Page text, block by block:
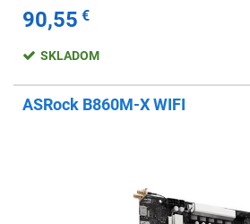
90,55 €
SKLADOM
ASRock B860M-X WIFI